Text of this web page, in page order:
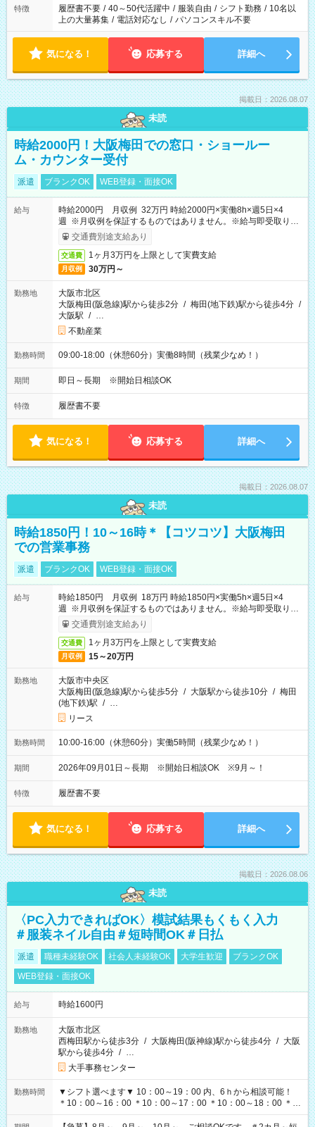
合は応募できません。
特徴 履歴書不要 / 40～50代活躍中 / 服装自由 / シフト勤務 / 10名以
上の大量募集 / 電話対応なし / パソコンスキル不要
気になる！ 応募する 詳細へ
掲載日：2026.08.07
未読
時給2000円！大阪梅田での窓口・ショールー
ム・カウンター受付
派遣 ブランクOK WEB登録・面接OK
給与
時給2000円 月収例 32万円 時給2000円×実働8h×週5日×4
週 ※月収例を保証するものではありません。※給与即受取りサ
ービス利用可（利用条件有）
交通費別途支給あり
交通費 1ヶ月3万円を上限として実費支給
月収例 30万円～
勤務地
大阪市北区
大阪梅田(阪急線)駅から徒歩2分 / 梅田(地下鉄)駅から徒歩4分 /
大阪駅 / …
不動産業
勤務時間 09:00-18:00（休憩60分）実働8時間（残業少なめ！）
期間 即日～長期 ※開始日相談OK
特徴 履歴書不要
気になる！ 応募する 詳細へ
掲載日：2026.08.07
未読
時給1850円！10～16時＊【コツコツ】大阪梅田
での営業事務
派遣 ブランクOK WEB登録・面接OK
給与
時給1850円 月収例 18万円 時給1850円×実働5h×週5日×4
週 ※月収例を保証するものではありません。※給与即受取りサ
ービス利用可（利用条件有）
交通費別途支給あり
交通費 1ヶ月3万円を上限として実費支給
月収例 15～20万円
勤務地
大阪市中央区
大阪梅田(阪急線)駅から徒歩5分 / 大阪駅から徒歩10分 / 梅田
(地下鉄)駅 / …
リース
勤務時間 10:00-16:00（休憩60分）実働5時間（残業少なめ！）
期間 2026年09月01日～長期 ※開始日相談OK ※9月～！
特徴 履歴書不要
気になる！ 応募する 詳細へ
掲載日：2026.08.06
未読
〈PC入力できればOK〉模試結果もくもく入力
＃服装ネイル自由＃短時間OK＃日払
派遣 職種未経験OK 社会人未経験OK 大学生歓迎
ブランクOK
WEB登録・面接OK
給与 時給1600円
勤務地
大阪市北区
西梅田駅から徒歩3分 / 大阪梅田(阪神線)駅から徒歩4分 / 大阪
駅から徒歩4分 / …
大手事務センター
勤務時間
▼シフト選べます▼ 10：00～19：00 内、6ｈから相談可能！
＊10：00～16：00 ＊10：00～17：00 ＊10：00～18：00 ＊
11：00～19：00 ＊12：00～19：00 ＊13：00～19：00